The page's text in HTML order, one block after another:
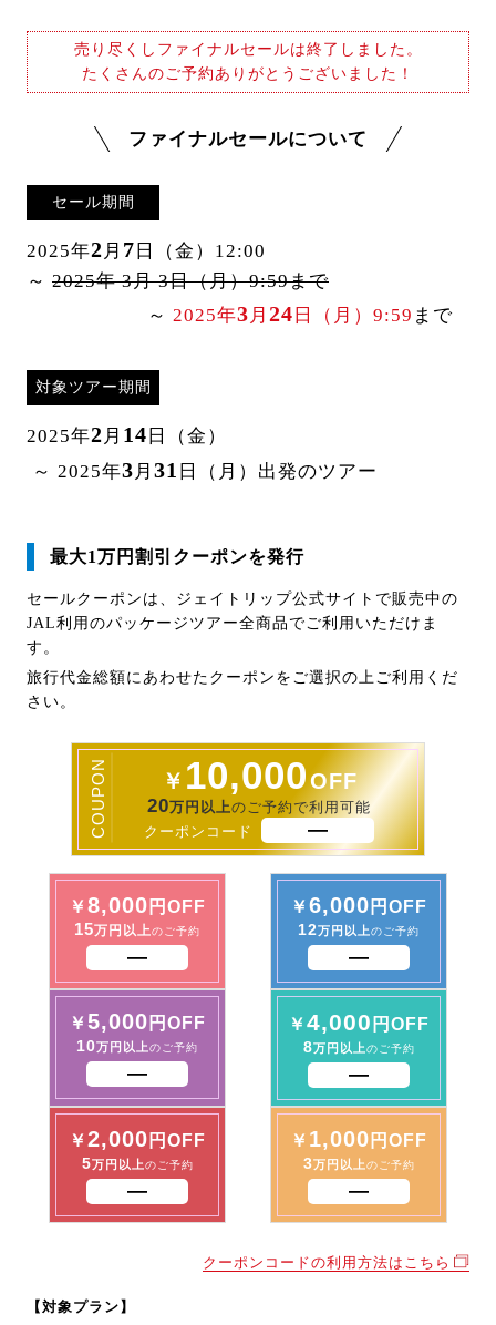
売り尽くしファイナルセールは終了しました。
たくさんのご予約ありがとうございました！
ファイナルセールについて
セール期間
2025年2 月 7 日（金）12:00
～ 2025年 3月 3日（月）9:59まで
～ 2025年3 月 24 日（月）9:59 まで
対象ツアー期間
2025年2 月 14 日（金）
～ 2025年3 月 31 日（月）出発のツアー
最大1万円割引クーポンを発行
セールクーポンは、ジェイトリップ公式サイトで販売中の
JAL利用のパッケージツアー全商品でご利用いただけま
す。
旅行代金総額にあわせたクーポンをご選択の上ご利用くだ
さい。
￥ 10,000OFF
20万円以上のご予約で利用可能
COUPON クーポンコード
￥ 8,000 円OFF
15万円以上のご予約
￥6,000 円OFF
12万円以上のご予約
￥ 5,000 円OFF
10万円以上のご予約
￥4,000 円OFF
8万円以上のご予約
￥2,000 円OFF
5万円以上のご予約
￥ 1,000 円OFF
3万円以上のご予約
クーポンコードの利用方法はこちら
【対象プラン】